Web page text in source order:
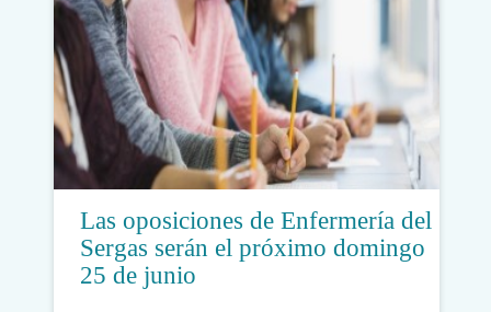
Las oposiciones de Enfermería del
Sergas serán el próximo domingo
25 de junio